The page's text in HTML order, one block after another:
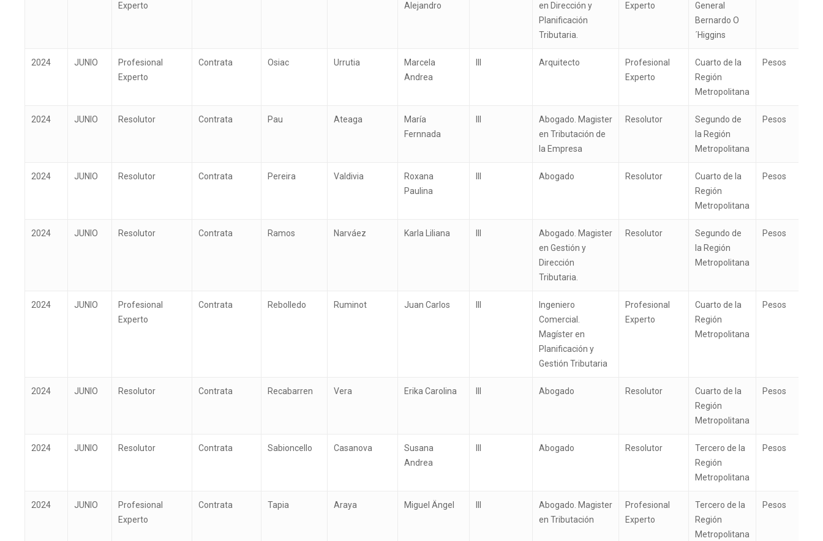
Experto
Alejandro
en Dirección y
Planificación
Tributaria.
Experto
General
Bernardo O
´Higgins
2024 JUNIO
Profesional
Experto
Contrata Osiac Urrutia
Marcela
Andrea
Arquitecto
Profesional
Experto
Cuarto de la
Región
Metropolitana
Pesos
2024 JUNIO Resolutor Contrata Pau Ateaga
María
Fernnada
Abogado. Magister
en Tributación de
la Empresa
Resolutor
Segundo de
la Región
Metropolitana
Pesos
2024 JUNIO Resolutor Contrata Pereira Valdivia
Roxana
Paulina
Abogado Resolutor
Cuarto de la
Región
Metropolitana
Pesos
2024 JUNIO Resolutor Contrata Ramos Narváez Karla Liliana
Abogado. Magister
en Gestión y
Dirección
Tributaria.
Resolutor
Segundo de
la Región
Metropolitana
Pesos
2024 JUNIO
Profesional
Experto
Contrata Rebolledo Ruminot Juan Carlos
Ingeniero
Comercial.
Magíster en
Planificación y
Gestión Tributaria
Profesional
Experto
Cuarto de la
Región
Metropolitana
Pesos
2024 JUNIO Resolutor Contrata Recabarren Vera Erika Carolina Abogado Resolutor
Cuarto de la
Región
Metropolitana
Pesos
2024 JUNIO Resolutor Contrata Sabioncello Casanova
Susana
Andrea
Abogado Resolutor
Tercero de la
Región
Metropolitana
Pesos
2024 JUNIO
Profesional
Experto
Contrata Tapia Araya Miguel Ängel
Abogado. Magister
en Tributación
Profesional
Experto
Tercero de la
Región
Metropolitana
Pesos